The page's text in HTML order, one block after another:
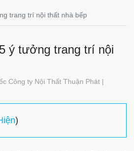
trang trí nội thất nhà bếp
ý tưởng trang trí nội
Công ty Nội Thất Thuận Phát |
)